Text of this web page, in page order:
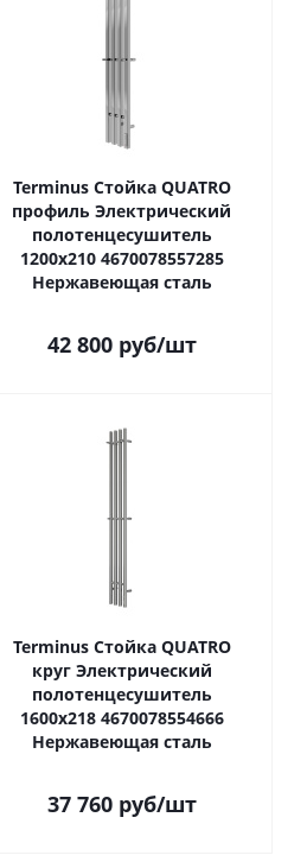
Terminus Стойка QUATRO
профиль Электрический
полотенцесушитель
1200х210 4670078557285
Нержавеющая сталь
42 800руб/шт
Terminus Стойка QUATRO
круг Электрический
полотенцесушитель
1600х218 4670078554666
Нержавеющая сталь
37 760руб/шт